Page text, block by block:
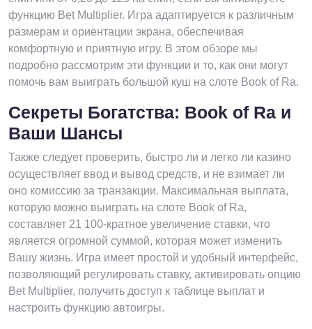
функцию Bet Multiplier. Игра адаптируется к различным
размерам и ориентации экрана, обеспечивая
комфортную и приятную игру. В этом обзоре мы
подробно рассмотрим эти функции и то, как они могут
помочь вам выиграть большой куш на слоте Book of Ra.
Секреты Богатства: Book of Ra и
Ваши Шансы
Также следует проверить, быстро ли и легко ли казино
осуществляет ввод и вывод средств, и не взимает ли
оно комиссию за транзакции. Максимальная выплата,
которую можно выиграть на слоте Book of Ra,
составляет 21 100-кратное увеличение ставки, что
является огромной суммой, которая может изменить
Вашу жизнь. Игра имеет простой и удобный интерфейс,
позволяющий регулировать ставку, активировать опцию
Bet Multiplier, получить доступ к таблице выплат и
настроить функцию автоигры.